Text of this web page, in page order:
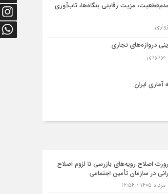
مزیت رقابتی بنگاه‌ها، تاب‌آوری
دروازه‌های تجاری
مودودی
آماری ایران
اصلاح رویه‌های بازرسی تا لزوم اصلاح
در سازمان تأمین اجتماعی